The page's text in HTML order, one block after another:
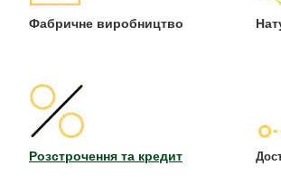
Фабричне виробництво
Розстрочення та кредит